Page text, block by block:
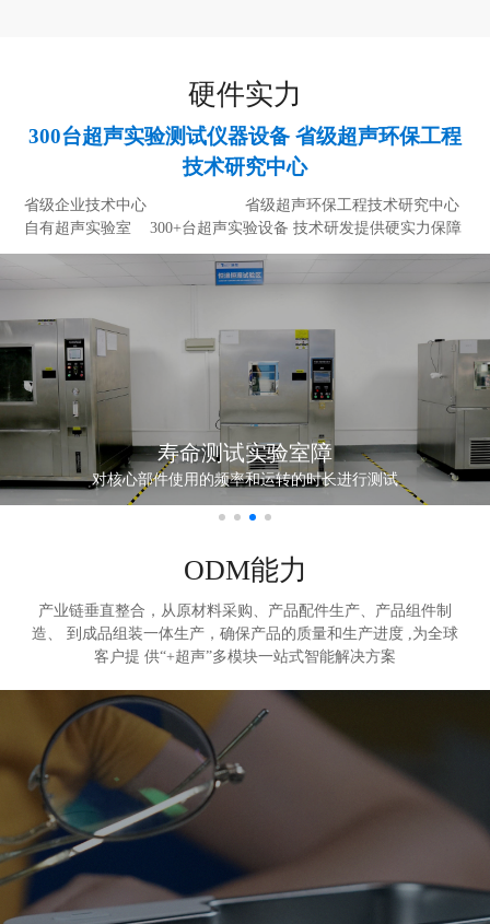
硬件实力
300台超声实验测试仪器设备 省级超声环保工程
技术研究中心
省级企业技术中心
省级超声环保工程技术研究中心
自有超声实验室
300+台超声实验设备 技术研发提供硬实力保障
寿命测试实验室障
对核心部件使用的频率和运转的时长进行测试
ODM能力
产业链垂直整合，从原材料采购、产品配件生产、产品组件制
造、 到成品组装一体生产， 确保产品的质量和生产进度 ,为全球
客户提 供“+超声”多模块一站式智能解决方案